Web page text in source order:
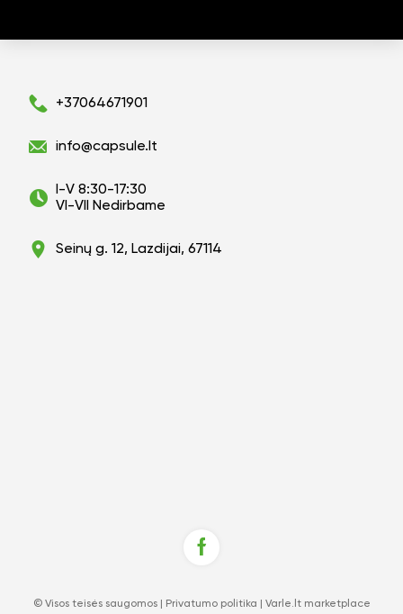
+37064671901
info@capsule.lt
I-V 8:30-17:30
VI-VII Nedirbame
Seinų g. 12, Lazdijai, 67114
© Visos teisės saugomos | Privatumo politika Varle.lt marketplace